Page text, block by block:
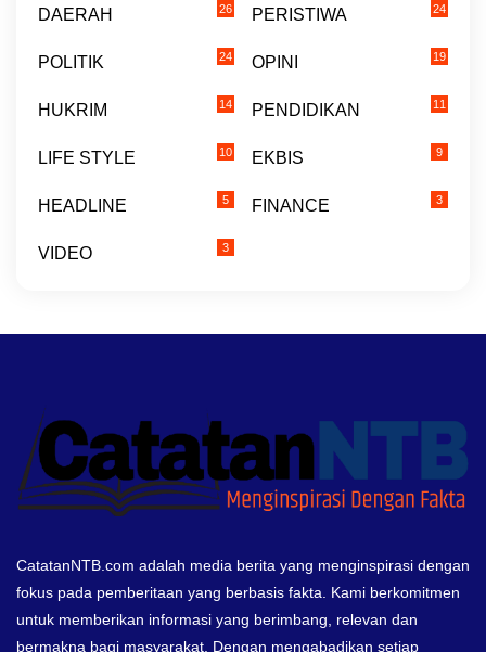
DAERAH 26 PERISTIWA 24
POLITIK 24 OPINI 19
HUKRIM 14 PENDIDIKAN 11
LIFE STYLE 10 EKBIS 9
HEADLINE 5 FINANCE 3
VIDEO 3
CatatanNTB.com adalah media berita yang menginspirasi dengan
fokus pada pemberitaan yang berbasis fakta. Kami berkomitmen
untuk memberikan informasi yang berimbang, relevan dan
bermakna bagi masyarakat. Dengan mengabadikan setiap